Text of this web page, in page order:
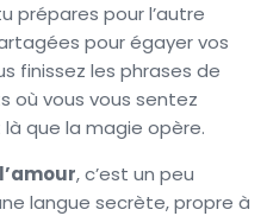
prépares pour l’autre
pour égayer vos
finissez les phrases de
où vous vous sentez
que la magie opère.
, c’est un peu
langue secrète, propre à